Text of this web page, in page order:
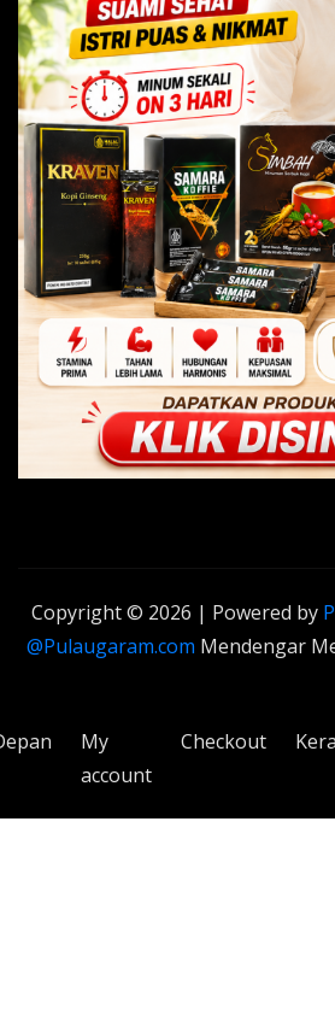
Copyright © 2026 | Powered by
@Pulaugaram.com Mendengar
My
account
Checkout